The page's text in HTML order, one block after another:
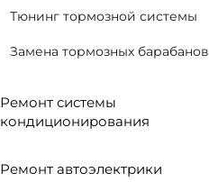
Тюнинг тормозной системы
Замена тормозных барабанов
Ремонт системы
кондиционирования
Ремонт автоэлектрики